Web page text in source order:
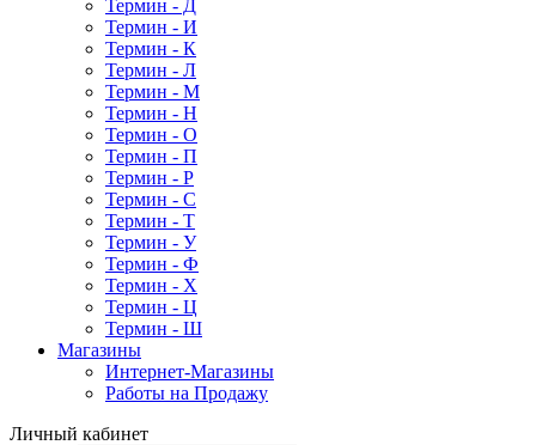
Термин - Д
Термин - И
Термин - К
Термин - Л
Термин - М
Термин - Н
Термин - О
Термин - П
Термин - Р
Термин - С
Термин - Т
Термин - У
Термин - Ф
Термин - Х
Термин - Ц
Термин - Ш
Магазины
Интернет-Магазины
Работы на Продажу
Личный кабинет